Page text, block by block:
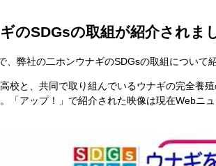
のSDGsの取組が紹介されま
弊社の二ホンウナギのSDGsの取組について
校と、共同で取り組んでいるウナギの完全養
「アップ！」で紹介された映像は現在Webニ